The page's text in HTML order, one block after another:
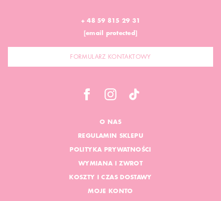
+ 48 59 815 29 31
[email protected]
FORMULARZ KONTAKTOWY
O NAS
REGULAMIN SKLEPU
POLITYKA PRYWATNOŚCI
WYMIANA I ZWROT
KOSZTY I CZAS DOSTAWY
MOJE KONTO